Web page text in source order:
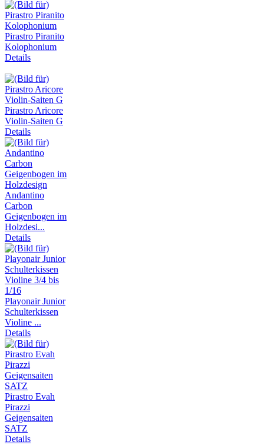
Pirastro Piranito
Kolophonium
Details
Pirastro Aricore
Violin-Saiten G
Details
Andantino
Carbon
Geigenbogen im
Holzdesi...
Details
Playonair Junior
Schulterkissen
Violine ...
Details
Pirastro Evah
Pirazzi
Geigensaiten
SATZ
Details